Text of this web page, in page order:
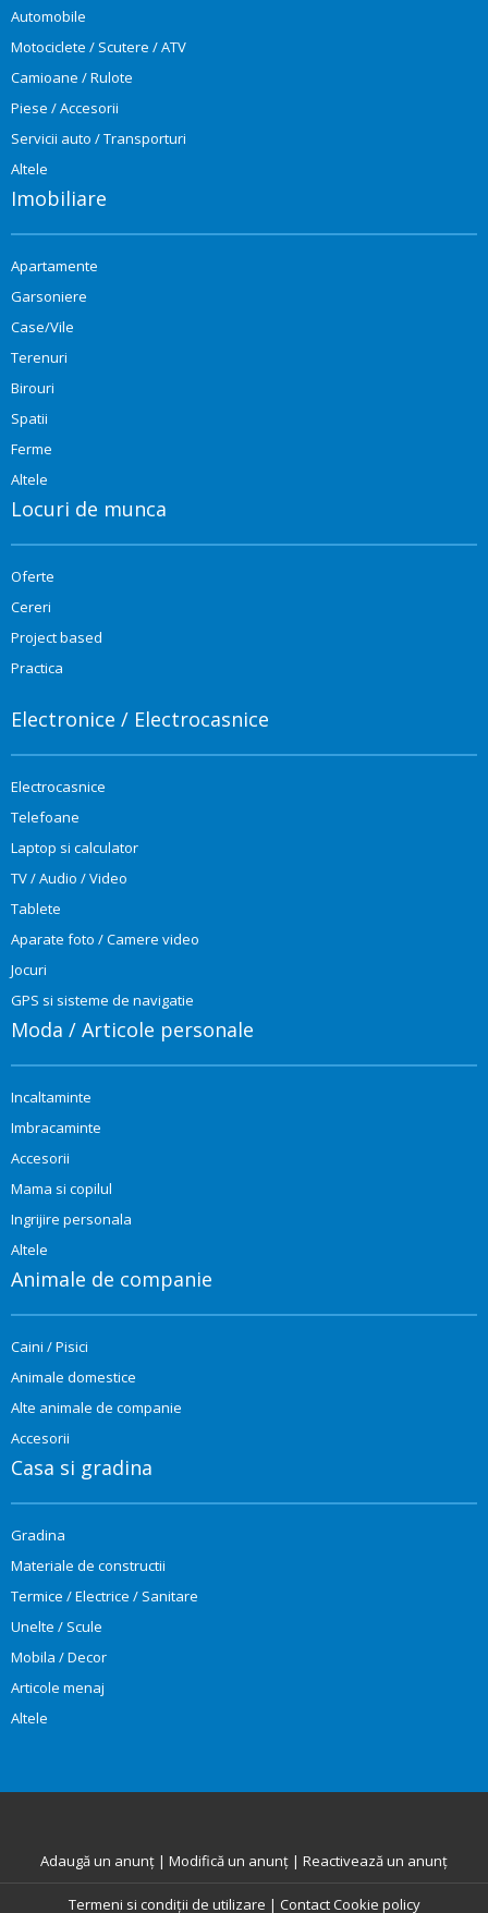
Automobile
Motociclete / Scutere / ATV
Camioane / Rulote
Piese / Accesorii
Servicii auto / Transporturi
Altele
Imobiliare
Apartamente
Garsoniere
Case/Vile
Terenuri
Birouri
Spatii
Ferme
Altele
Locuri de munca
Oferte
Cereri
Project based
Practica
Electronice / Electrocasnice
Electrocasnice
Telefoane
Laptop si calculator
TV / Audio / Video
Tablete
Aparate foto / Camere video
Jocuri
GPS si sisteme de navigatie
Moda / Articole personale
Incaltaminte
Imbracaminte
Accesorii
Mama si copilul
Ingrijire personala
Altele
Animale de companie
Caini / Pisici
Animale domestice
Alte animale de companie
Accesorii
Casa si gradina
Gradina
Materiale de constructii
Termice / Electrice / Sanitare
Unelte / Scule
Mobila / Decor
Articole menaj
Altele
Adaugă un anunț | Modifică un anunț | Reactivează un anunț
Termeni si condiții de utilizare | ContactCookie policy